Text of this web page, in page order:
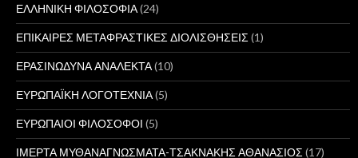
ΕΛΛΗΝΙΚΗ ΦΙΛΟΣΟΦΙΑ(24)
ΕΠΙΚΑΙΡΕΣ ΜΕΤΑΦΡΑΣΤΙΚΕΣ ΔΙΟΛΙΣΘΗΣΕΙΣ (1)
ΕΡΑΣΙΝΩΔΥΝΑ ΑΝΑΛΕΚΤΑ(10)
ΕΥΡΩΠΑΪΚΗ ΛΟΓΟΤΕΧΝΙΑ(5)
ΕΥΡΩΠΑΙΟΙ ΦΙΛΟΣΟΦΟΙ (5)
ΙΜΕΡΤΑ ΜΥΘΑΝΑΓΝΩΣΜΑΤΑ-ΤΣΑΚΝΑΚΗΣ ΑΘΑΝΑΣΙΟΣ (17)